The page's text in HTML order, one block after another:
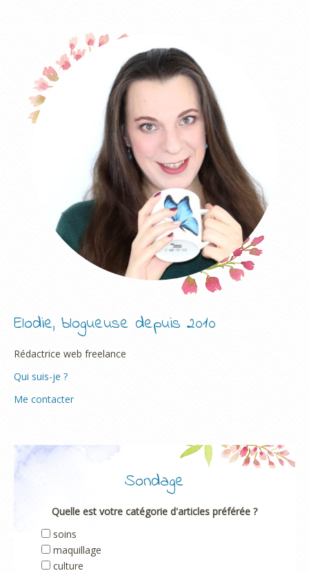
Elodie, blogueuse depuis 2010
Rédactrice web freelance
Qui suis-je ?
Me contacter
Sondage
Quelle est votre catégorie d'articles préférée ?
soins
maquillage
culture